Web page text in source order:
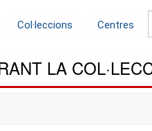
Col·leccions Centres
LA